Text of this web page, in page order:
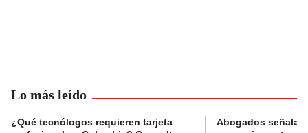
Lo más leído
¿Qué tecnólogos requieren tarjeta
Abogados